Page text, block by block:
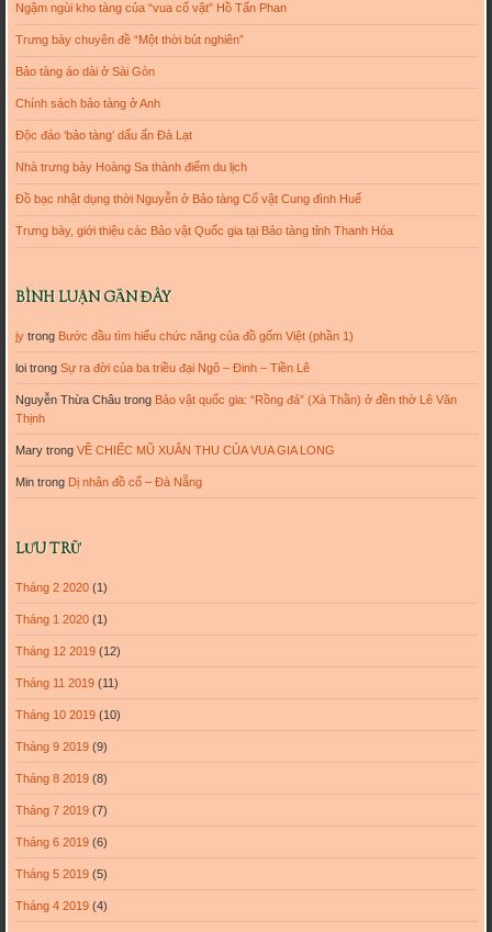
Ngậm ngùi kho tàng của “vua cổ vật” Hồ Tấn Phan
Trưng bày chuyên đề “Một thời bút nghiên”
Bảo tàng áo dài ở Sài Gòn
Chính sách bảo tàng ở Anh
Độc đáo ‘bảo tàng’ dấu ấn Đà Lạt
Nhà trưng bày Hoàng Sa thành điểm du lịch
Đồ bạc nhật dụng thời Nguyễn ở Bảo tàng Cổ vật Cung đình Huế
Trưng bày, giới thiệu các Bảo vật Quốc gia tại Bảo tàng tỉnh Thanh Hóa
BÌNH LUẬN GẦN ĐÂY
jytrong Bước đầu tìm hiểu chức năng của đồ gốm Việt (phần 1)
loitrong Sự ra đời của ba triều đại Ngô – Đinh – Tiền Lê
Nguyễn Thừa Châutrong Bảo vật quốc gia: “Rồng đá” (Xà Thần) ở đền thờ Lê Văn
Thịnh
Marytrong VỀ CHIẾC MŨ XUÂN THU CỦA VUA GIA LONG
Mintrong Dị nhân đồ cổ – Đà Nẵng
LƯU TRỮ
Tháng 2 2020(1)
Tháng 1 2020(1)
Tháng 12 2019(12)
Tháng 11 2019(11)
Tháng 10 2019(10)
Tháng 9 2019(9)
Tháng 8 2019(8)
Tháng 7 2019(7)
Tháng 6 2019(6)
Tháng 5 2019(5)
Tháng 4 2019(4)